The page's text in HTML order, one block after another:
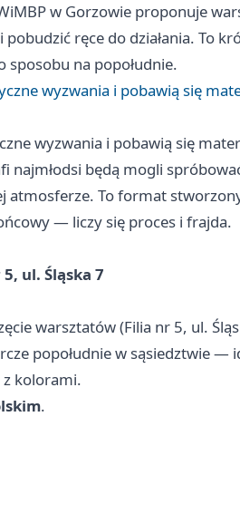
w Gorzowie proponuje
ręce do działania. To
na popołudnie.
wyzwania i pobawią się
wyzwania i pobawią się
najmłodsi będą mogli
atmosferze. To format
— liczy się proces i frajda.
ul. Śląska 7
warsztatów (Filia nr 5, ul.
popołudnie w sąsiedztwie —
kolorami.
.